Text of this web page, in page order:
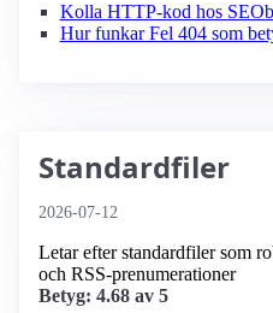
Kolla HTTP-kod hos
Hur funkar Fel 404 som
Standardfiler
2026-07-12
Letar efter standardfiler som
och RSS-prenumerationer
Betyg: 4.68 av 5